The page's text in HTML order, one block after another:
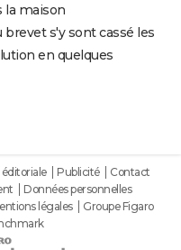
la maison
brevet s'y sont cassé les
en quelques
Publicité
Contact
Données personnelles
légales
Groupe Figaro